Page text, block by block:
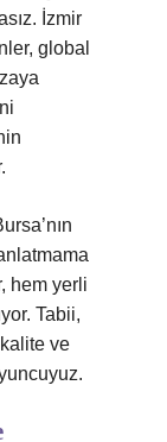
İzmir
global
hem yerli
Tabii,
ve